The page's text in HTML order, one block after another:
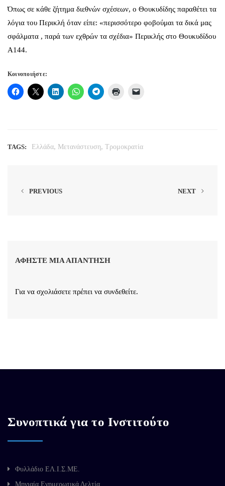
Όπως σε κάθε ζήτημα διεθνών σχέσεων, ο Θουκυδίδης παραθέτει τα
λόγια του Περικλή όταν είπε: «περισσότερο φοβούμαι τα δικά μας
σφάλματα , παρά των εχθρών τα σχέδια» Περικλής στο Θουκυδίδου
Α144.
Κοινοποιήστε:
TAGS: Ελλάδα, Μετανάστευση, Τρομοκρατία
PREVIOUS NEXT
ΑΦΉΣΤΕ ΜΙΑ ΑΠΆΝΤΗΣΗ
Για να σχολιάσετε πρέπει να συνδεθείτε.
Συνοπτικά για το Ινστιτούτο
Φυλλάδιο ΕΛ.Ι.Σ.ΜΕ.
Μηνιαία Ενημερωτικά Δελτία